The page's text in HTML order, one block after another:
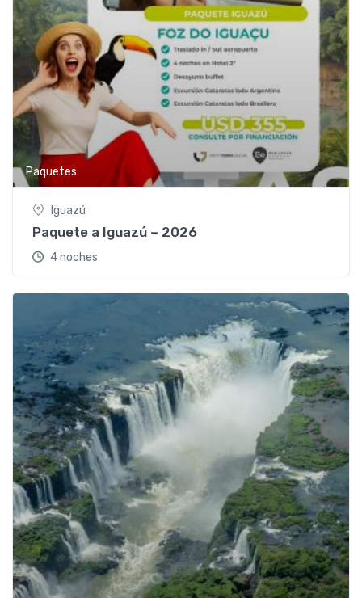
Paquetes
Iguazú
Paquete a Iguazú – 2026
4 noches